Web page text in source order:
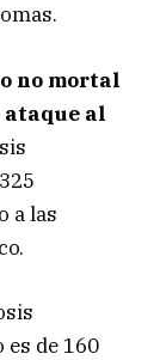
no mortal
ataque al
a las
de 160